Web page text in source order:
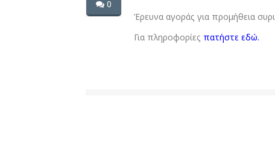
0
Έρευνα αγοράς για προμήθεια
Για πληροφορίες πατήστε εδώ.